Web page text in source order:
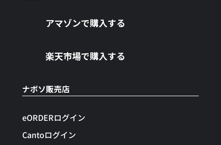
アマゾンで購入する
楽天市場で購入する
ナボソ販売店
eORDERログイン
Cantoログイン